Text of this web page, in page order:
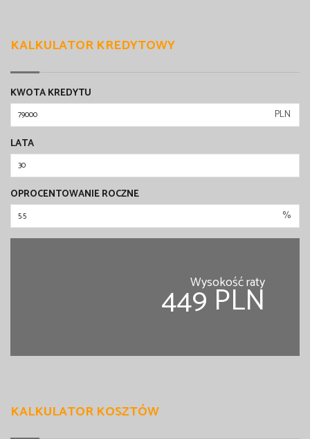
KALKULATOR KREDYTOWY
KWOTA KREDYTU
PLN
LATA
OPROCENTOWANIE ROCZNE
%
Wysokość raty
449 PLN
KALKULATOR KOSZTÓW